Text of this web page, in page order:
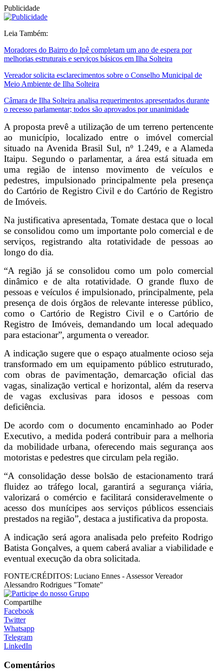
Publicidade
Leia Também:
Moradores do Bairro do Ipê completam um ano de espera por
melhorias estruturais e serviços básicos em Ilha Solteira
Vereador solicita esclarecimentos sobre o Conselho Municipal de
Meio Ambiente de Ilha Solteira
Câmara de Ilha Solteira analisa requerimentos apresentados durante
o recesso parlamentar; todos são aprovados por unanimidade
A proposta prevê a utilização de um terreno pertencente
ao município, localizado entre o imóvel comercial
situado na Avenida Brasil Sul, nº 1.249, e a Alameda
Itaipu. Segundo o parlamentar, a área está situada em
uma região de intenso movimento de veículos e
pedestres, impulsionado principalmente pela presença
do Cartório de Registro Civil e do Cartório de Registro
de Imóveis.
Na justificativa apresentada, Tomate destaca que o local
se consolidou como um importante polo comercial e de
serviços, registrando alta rotatividade de pessoas ao
longo do dia.
“A região já se consolidou como um polo comercial
dinâmico e de alta rotatividade. O grande fluxo de
pessoas e veículos é impulsionado, principalmente, pela
presença de dois órgãos de relevante interesse público,
como o Cartório de Registro Civil e o Cartório de
Registro de Imóveis, demandando um local adequado
para estacionar”, argumenta o vereador.
A indicação sugere que o espaço atualmente ocioso seja
transformado em um equipamento público estruturado,
com obras de pavimentação, demarcação oficial das
vagas, sinalização vertical e horizontal, além da reserva
de vagas exclusivas para idosos e pessoas com
deficiência.
De acordo com o documento encaminhado ao Poder
Executivo, a medida poderá contribuir para a melhoria
da mobilidade urbana, oferecendo mais segurança aos
motoristas e pedestres que circulam pela região.
“A consolidação desse bolsão de estacionamento trará
fluidez ao tráfego local, garantirá a segurança viária,
valorizará o comércio e facilitará consideravelmente o
acesso dos munícipes aos serviços públicos essenciais
prestados na região”, destaca a justificativa da proposta.
A indicação será agora analisada pelo prefeito Rodrigo
Batista Gonçalves, a quem caberá avaliar a viabilidade e
eventual execução da obra solicitada.
FONTE/CRÉDITOS: Luciano Ennes - Assessor Vereador
Alessandro Rodrigues "Tomate"
Compartilhe
Facebook
Twitter
Whatsapp
Telegram
LinkedIn
Comentários